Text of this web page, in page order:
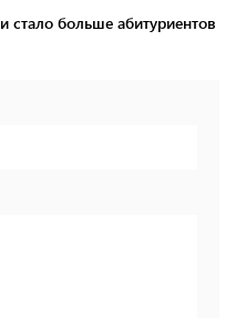
больше абитуриентов